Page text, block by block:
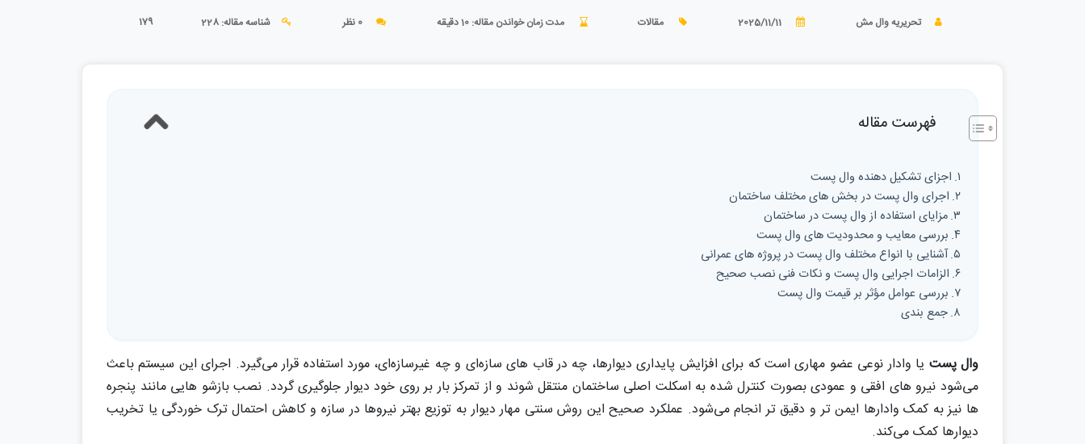
تحریریه وال مش 2025/11/11 مقالات مدت زمان خواندن مقاله: 10 دقیقه 0 نظر شناسه مقاله: 228 179
فهرست مقاله
اجزای تشکیل دهنده وال پست
اجرای وال پست در بخش های مختلف ساختمان
مزایای استفاده از وال پست در ساختمان
بررسی معایب و محدودیت های وال پست
آشنایی با انواع مختلف وال پست در پروژه های عمرانی
الزامات اجرایی وال پست و نکات فنی نصب صحیح‌
بررسی عوامل مؤثر بر قیمت وال پست
جمع بندی
وال پست یا وادار نوعی عضو مهاری است که برای افزایش پایداری دیوارها، چه در قاب های سازه‌ای و چه غیرسازه‌ای، مورد استفاده قرار می‌گیرد. اجرای این سیستم باعث
می‌شود نیرو های افقی و عمودی بصورت کنترل شده به اسکلت اصلی ساختمان منتقل شوند و از تمرکز بار بر روی خود دیوار جلوگیری گردد. نصب بازشو هایی مانند پنجره
ها نیز به کمک وادارها ایمن تر و دقیق تر انجام می‌شود. عملکرد صحیح این روش سنتی مهار دیوار به توزیع بهتر نیروها در سازه و کاهش احتمال ترک خوردگی یا تخریب
دیوارها کمک می‌کند.